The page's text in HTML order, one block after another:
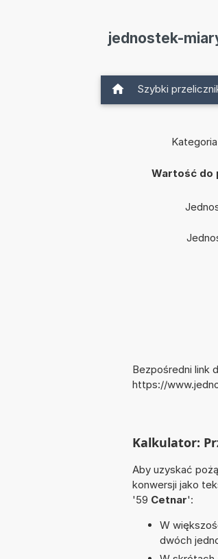
jednostek-
Szybki
Wartość do
Bezpośredni link
https://
Kalkulator:
Aby uzyskać
konwersji jako
'59 Cetnar':
W
dwóch